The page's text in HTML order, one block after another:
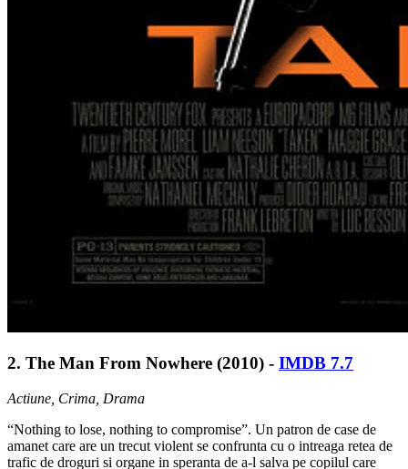
2. The Man From Nowhere (2010) - IMDB 7.7
Actiune, Crima, Drama
“Nothing to lose, nothing to compromise”. Un patron de case de
amanet care are un trecut violent se confrunta cu o intreaga retea de
trafic de droguri si organe in speranta de a-l salva pe copilul care